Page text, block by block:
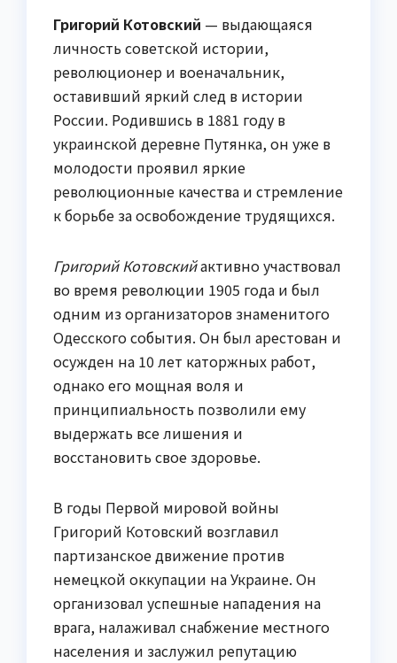
Григорий Котовский — выдающаяся
личность советской истории,
революционер и военачальник,
оставивший яркий след в истории
России. Родившись в 1881 году в
украинской деревне Путянка, он уже в
молодости проявил яркие
революционные качества и стремление
к борьбе за освобождение трудящихся.
Григорий Котовскийактивно участвовал
во время революции 1905 года и был
одним из организаторов знаменитого
Одесского события. Он был арестован и
осужден на 10 лет каторжных работ,
однако его мощная воля и
принципиальность позволили ему
выдержать все лишения и
восстановить свое здоровье.
В годы Первой мировой войны
Григорий Котовский возглавил
партизанское движение против
немецкой оккупации на Украине. Он
организовал успешные нападения на
врага, налаживал снабжение местного
населения и заслужил репутацию